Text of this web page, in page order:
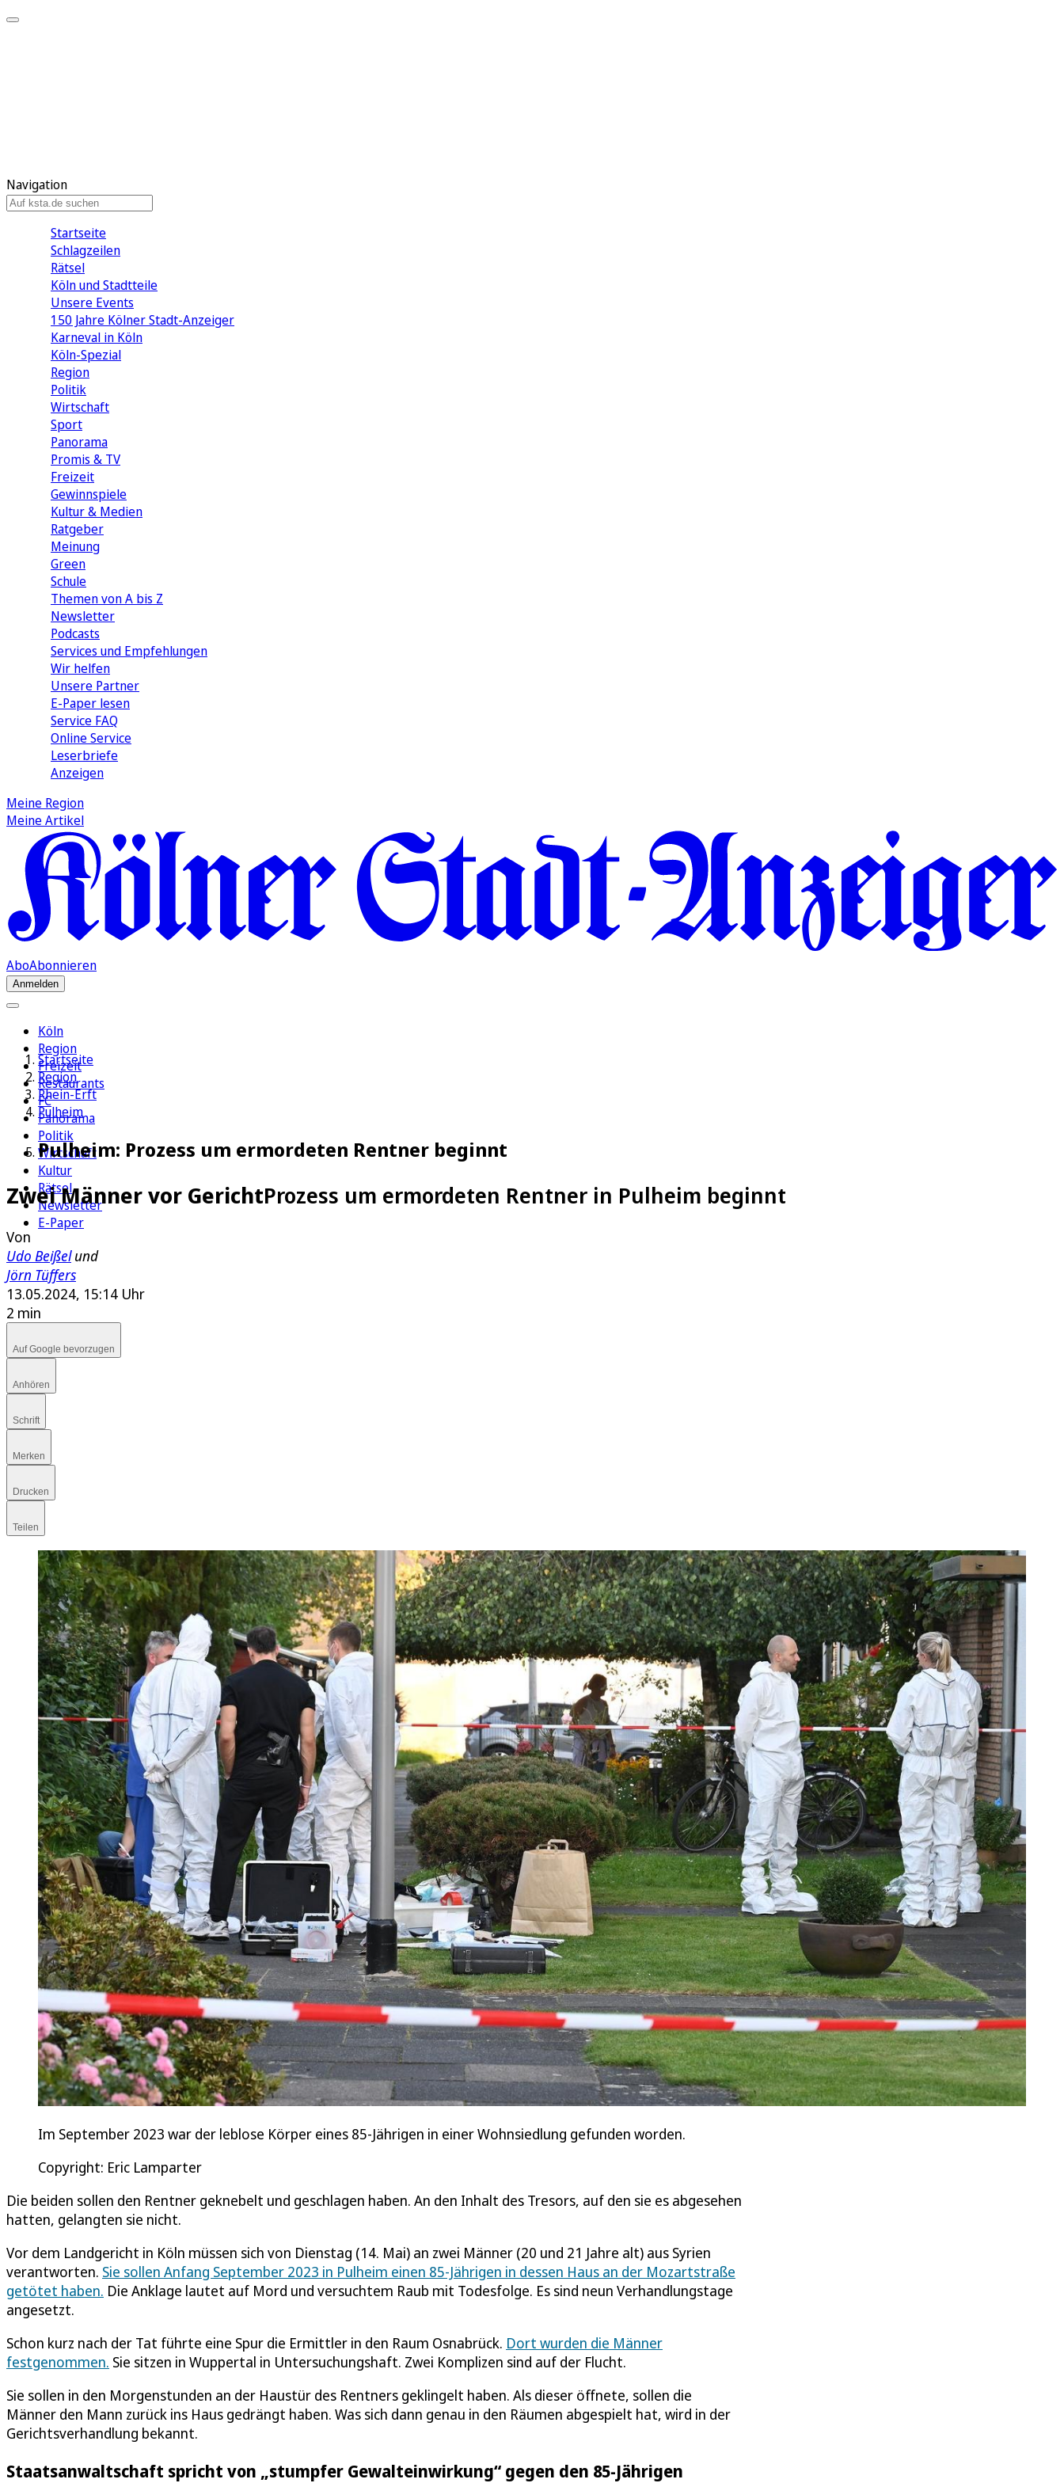
Navigation
Startseite
Schlagzeilen
Rätsel
Köln und Stadtteile
Unsere Events
150 Jahre Kölner Stadt-Anzeiger
Karneval in Köln
Köln-Spezial
Region
Politik
Wirtschaft
Sport
Panorama
Promis & TV
Freizeit
Gewinnspiele
Kultur & Medien
Ratgeber
Meinung
Green
Schule
Themen von A bis Z
Newsletter
Podcasts
Services und Empfehlungen
Wir helfen
Unsere Partner
E-Paper lesen
Service FAQ
Online Service
Leserbriefe
Anzeigen
Meine Region
Meine Artikel
AboAbonnieren
Anmelden
Köln
Region
Freizeit
Restaurants
FC
Panorama
Politik
Wirtschaft
Kultur
Rätsel
Newsletter
E-Paper
Startseite
Region
Rhein-Erft
Pulheim
Pulheim: Prozess um ermordeten Rentner beginnt
Zwei Männer vor GerichtProzess um ermordeten Rentner in Pulheim beginnt
Von
Udo Beißelund
Jörn Tüffers
13.05.2024, 15:14 Uhr
2 min
Auf Google bevorzugen
Anhören
Schrift
Merken
Drucken
Teilen
Im September 2023 war der leblose Körper eines 85-Jährigen in einer Wohnsiedlung gefunden worden.
Copyright: Eric Lamparter
Die beiden sollen den Rentner geknebelt und geschlagen haben. An den Inhalt des Tresors, auf den sie es abgesehen
hatten, gelangten sie nicht.
Vor dem Landgericht in Köln müssen sich von Dienstag (14. Mai) an zwei Männer (20 und 21 Jahre alt) aus Syrien
verantworten. Sie sollen Anfang September 2023 in Pulheim einen 85-Jährigen in dessen Haus an der Mozartstraße
getötet haben. Die Anklage lautet auf Mord und versuchtem Raub mit Todesfolge. Es sind neun Verhandlungstage
angesetzt.
Schon kurz nach der Tat führte eine Spur die Ermittler in den Raum Osnabrück. Dort wurden die Männer
festgenommen. Sie sitzen in Wuppertal in Untersuchungshaft. Zwei Komplizen sind auf der Flucht.
Sie sollen in den Morgenstunden an der Haustür des Rentners geklingelt haben. Als dieser öffnete, sollen die
Männer den Mann zurück ins Haus gedrängt haben. Was sich dann genau in den Räumen abgespielt hat, wird in der
Gerichtsverhandlung bekannt.
Staatsanwaltschaft spricht von „stumpfer Gewalteinwirkung“ gegen den 85-Jährigen